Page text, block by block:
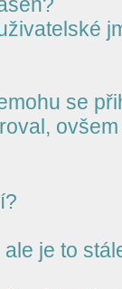
se
je to